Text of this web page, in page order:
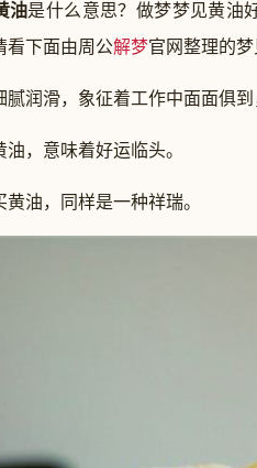
油是什么意思？做梦梦见黄油
看下面由周公解梦官网整理的梦
滑，象征着工作中面面俱到
，意味着好运临头。
，同样是一种祥瑞。